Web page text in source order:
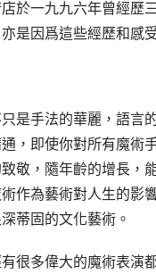
於一九九六年曾經歷
是因爲這些經歷和感
是手法的華麗，語言
，即使你對所有魔術
敬，隨年齡的增長，
作為藝術對人生的影
蒂固的文化藝術。
很多偉大的魔術表演